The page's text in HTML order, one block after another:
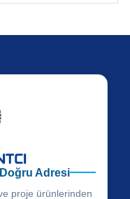
Adresi
proje ürünlerinden